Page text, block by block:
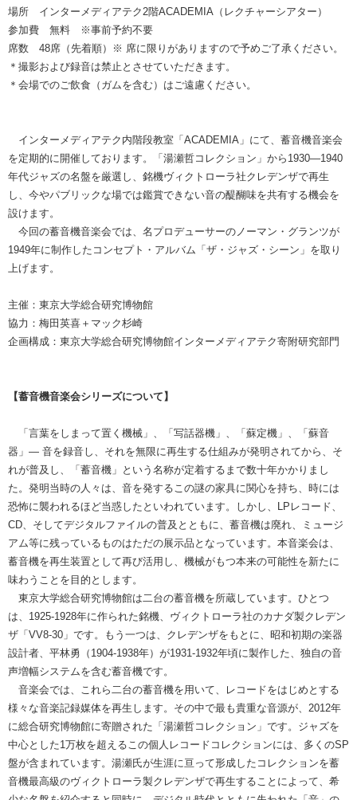
場所 インターメディアテク2階ACADEMIA（レクチャーシアター）
参加費 無料 ※事前予約不要
席数 48席（先着順）※ 席に限りがありますので予めご了承ください。
＊撮影および録音は禁止とさせていただきます。
＊会場でのご飲食（ガムを含む）はご遠慮ください。
インターメディアテク内階段教室「ACADEMIA」にて、蓄音機音楽会
を定期的に開催しております。「湯瀬哲コレクション」から1930—1940
年代ジャズの名盤を厳選し、銘機ヴィクトローラ社クレデンザで再生
し、今やパブリックな場では鑑賞できない音の醍醐味を共有する機会を
設けます。
今回の蓄音機音楽会では、名プロデューサーのノーマン・グランツが
1949年に制作したコンセプト・アルバム「ザ・ジャズ・シーン」を取り
上げます。
主催：東京大学総合研究博物館
協力：梅田英喜＋マック杉崎
企画構成：東京大学総合研究博物館インターメディアテク寄附研究部門
【蓄音機音楽会シリーズについて】
「言葉をしまって置く機械」、「写話器機」、「蘇定機」、「蘇音
器」― 音を録音し、それを無限に再生する仕組みが発明されてから、そ
れが普及し、「蓄音機」という名称が定着するまで数十年かかりまし
た。発明当時の人々は、音を発するこの謎の家具に関心を持ち、時には
恐怖に襲われるほど当惑したといわれています。しかし、LPレコード、
CD、そしてデジタルファイルの普及とともに、蓄音機は廃れ、ミュージ
アム等に残っているものはただの展示品となっています。本音楽会は、
蓄音機を再生装置として再び活用し、機械がもつ本来の可能性を新たに
味わうことを目的とします。
東京大学総合研究博物館は二台の蓄音機を所蔵しています。ひとつ
は、1925-1928年に作られた銘機、ヴィクトローラ社のカナダ製クレデン
ザ「VV8-30」です。もう一つは、クレデンザをもとに、昭和初期の楽器
設計者、平林勇（1904-1938年）が1931-1932年頃に製作した、独自の音
声増幅システムを含む蓄音機です。
音楽会では、これら二台の蓄音機を用いて、レコードをはじめとする
様々な音楽記録媒体を再生します。その中で最も貴重な音源が、2012年
に総合研究博物館に寄贈された「湯瀬哲コレクション」です。ジャズを
中心とした1万枚を超えるこの個人レコードコレクションには、多くのSP
盤が含まれています。湯瀬氏が生涯に亘って形成したコレクションを蓄
音機最高級のヴィクトローラ製クレデンザで再生することによって、希